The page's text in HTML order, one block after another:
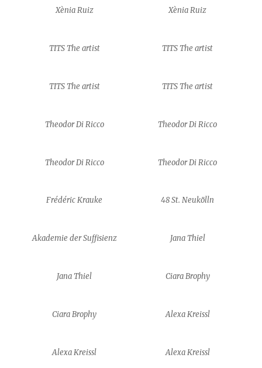
Xènia Ruiz Xènia Ruiz
TITS The artist TITS The artist
TITS The artist TITS The artist
Theodor Di Ricco Theodor Di Ricco
Theodor Di Ricco Theodor Di Ricco
Frédéric Krauke 48 St. Neukölln
Akademie der Suffisienz Jana Thiel
Jana Thiel Ciara Brophy
Ciara Brophy Alexa Kreissl
Alexa Kreissl Alexa Kreissl